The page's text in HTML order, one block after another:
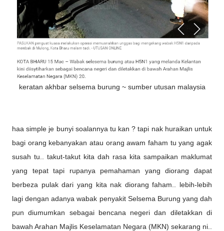
keratan akhbar selsema burung ~ sumber utusan malaysia
haa simple je bunyi soalannya tu kan ? tapi nak huraikan untuk
bagi orang kebanyakan atau orang awam faham tu yang agak
susah tu.. takut-takut kita dah rasa kita sampaikan maklumat
yang tepat tapi rupanya pemahaman yang diorang dapat
berbeza pulak dari yang kita nak diorang faham.. lebih-lebih
lagi dengan adanya wabak penyakit Selsema Burung yang dah
pun diumumkan sebagai bencana negeri dan diletakkan di
bawah Arahan Majlis Keselamatan Negara (MKN) sekarang ni..